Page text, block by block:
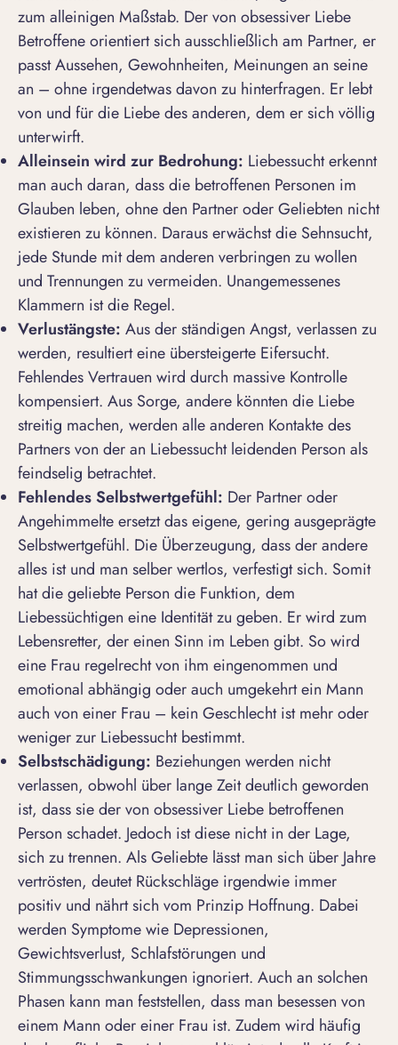
zum alleinigen Maßstab. Der von obsessiver Liebe
Betroffene orientiert sich ausschließlich am Partner, er
passt Aussehen, Gewohnheiten, Meinungen an seine
an – ohne irgendetwas davon zu hinterfragen. Er lebt
von und für die Liebe des anderen, dem er sich völlig
unterwirft.
Alleinsein wird zur Bedrohung: Liebessucht erkennt
man auch daran, dass die betroffenen Personen im
Glauben leben, ohne den Partner oder Geliebten nicht
existieren zu können. Daraus erwächst die Sehnsucht,
jede Stunde mit dem anderen verbringen zu wollen
und Trennungen zu vermeiden. Unangemessenes
Klammern ist die Regel.
Verlustängste: Aus der ständigen Angst, verlassen zu
werden, resultiert eine übersteigerte Eifersucht.
Fehlendes Vertrauen wird durch massive Kontrolle
kompensiert. Aus Sorge, andere könnten die Liebe
streitig machen, werden alle anderen Kontakte des
Partners von der an Liebessucht leidenden Person als
feindselig betrachtet.
Fehlendes Selbstwertgefühl: Der Partner oder
Angehimmelte ersetzt das eigene, gering ausgeprägte
Selbstwertgefühl. Die Überzeugung, dass der andere
alles ist und man selber wertlos, verfestigt sich. Somit
hat die geliebte Person die Funktion, dem
Liebessüchtigen eine Identität zu geben. Er wird zum
Lebensretter, der einen Sinn im Leben gibt. So wird
eine Frau regelrecht von ihm eingenommen und
emotional abhängig oder auch umgekehrt ein Mann
auch von einer Frau – kein Geschlecht ist mehr oder
weniger zur Liebessucht bestimmt.
Selbstschädigung: Beziehungen werden nicht
verlassen, obwohl über lange Zeit deutlich geworden
ist, dass sie der von obsessiver Liebe betroffenen
Person schadet. Jedoch ist diese nicht in der Lage,
sich zu trennen. Als Geliebte lässt man sich über Jahre
vertrösten, deutet Rückschläge irgendwie immer
positiv und nährt sich vom Prinzip Hoffnung. Dabei
werden Symptome wie Depressionen,
Gewichtsverlust, Schlafstörungen und
Stimmungsschwankungen ignoriert. Auch an solchen
Phasen kann man feststellen, dass man besessen von
einem Mann oder einer Frau ist. Zudem wird häufig